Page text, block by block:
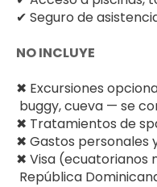
✔ Seguro de
NO INCLUYE
✖ Excursiones
buggy, cueva — se
✖ Tratamientos de
✖ Gastos personales
✖ Visa (ecuatorianos
República